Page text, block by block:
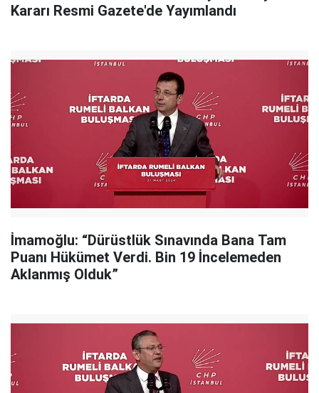
Kararı Resmi Gazete'de Yayımlandı
İmamoğlu: “Dürüstlük Sınavında Bana Tam
Puanı Hükümet Verdi. Bin 19 İncelemeden
Aklanmış Olduk”